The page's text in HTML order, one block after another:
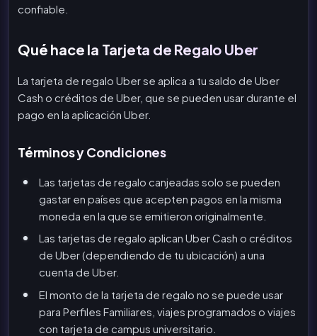
confiable.
Qué hace la Tarjeta de Regalo Uber
La tarjeta de regalo Uber se aplica a tu saldo de Uber
Cash o créditos de Uber, que se pueden usar durante el
pago en la aplicación Uber.
Términos y Condiciones
Las tarjetas de regalo canjeadas solo se pueden
gastar en países que acepten pagos en la misma
moneda en la que se emitieron originalmente.
Las tarjetas de regalo aplican Uber Cash o créditos
de Uber (dependiendo de tu ubicación) a una
cuenta de Uber.
El monto de la tarjeta de regalo no se puede usar
para Perfiles Familiares, viajes programados o viajes
con tarjeta de campus universitario.